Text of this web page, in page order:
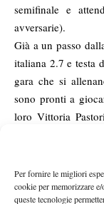
Per fornire le migliori
cookie per memorizzare
queste tecnologie
semifinale e
avversarie).
Già a un passo
italiana 2.7 e testa
gara che si
sono pronti a
loro Vittoria
quale erano in
(sconfitto negli
indiano Manas